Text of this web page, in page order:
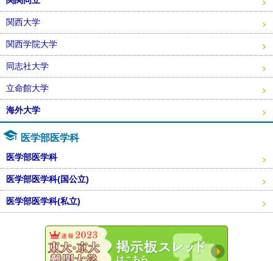
関西大学
関西学院大学
同志社大学
立命館大学
海外大学
医学部医学科
医学部医学科
医学部医学科(国公立)
医学部医学科(私立)